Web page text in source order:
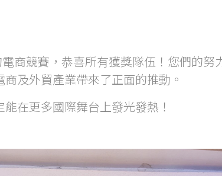
商競賽，恭喜所有獲獎隊伍！您們的努
及外貿產業帶來了正面的推動。
在更多國際舞台上發光發熱！